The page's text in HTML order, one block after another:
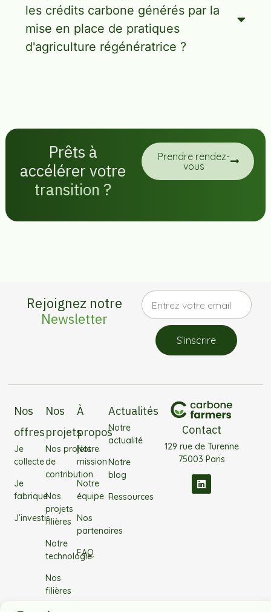
les crédits carbone générés par la
mise en place de pratiques
d'agriculture régénératrice ?
Prêts à
accélérer votre
transition ?
Prendre rendez-
vous
Rejoignez notre
Newsletter
S’inscrire
Contact
129 rue de Turenne
75003 Paris
Nos
offres
Je
collecte
Je
fabrique
J’investis
Nos
projets
Nos projets
de
contribution
Nos
projets
filières
Notre
technologie
Nos
filières
À
propos
Notre
mission
Notre
équipe
Nos
partenaires
FAQ
Actualités
Notre
actualité
Notre
blog
Ressources